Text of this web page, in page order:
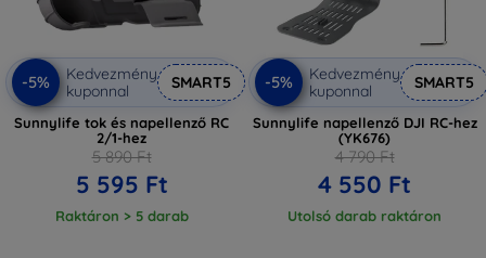
-5%
Kedvezmény
kuponnal
SMART5
Sunnylife tok és napellenző RC
2/1-hez
5 890 Ft
5 595 Ft
Raktáron > 5 darab
-5%
Kedvezmény
kuponnal
SMART5
Sunnylife napellenző DJI RC-hez
(YK676)
4 790 Ft
4 550 Ft
Utolsó darab raktáron